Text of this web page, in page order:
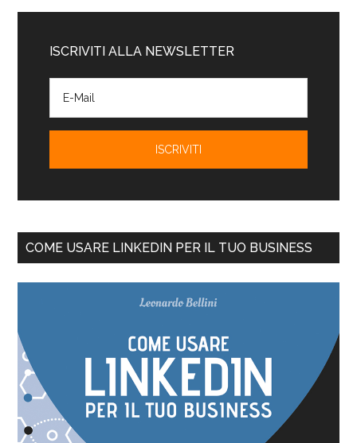
ISCRIVITI ALLA NEWSLETTER
COME USARE LINKEDIN PER IL TUO BUSINESS